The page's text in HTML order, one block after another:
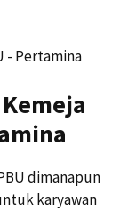
dimanapun
karyawan